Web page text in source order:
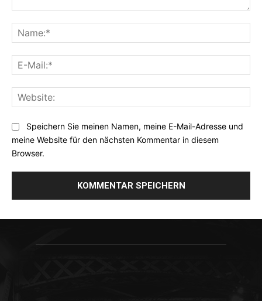
Speichern Sie meinen Namen, meine E-Mail-Adresse und
meine Website für den nächsten Kommentar in diesem
Browser.